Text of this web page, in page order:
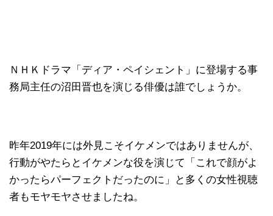
ＮＨＫドラマ「ディア・ペイシェント」に登場する事
務局主任の沼田晋也を演じる俳優は誰でしょうか。
昨年2019年には外見こそイケメンではありませんが、
行動がやたらとイケメンな役を演じて「これで顔がよ
かったらパーフェクトだったのに」と多くの女性視聴
者もモヤモヤさせましたね。